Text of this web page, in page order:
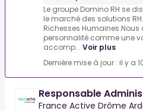
Le groupe Domino RH se
le marché des solutions
Richesses
personnalité comme une
accomp... Voir plus
Dernière mise à jour : il y a
Responsable
France Active Drôme